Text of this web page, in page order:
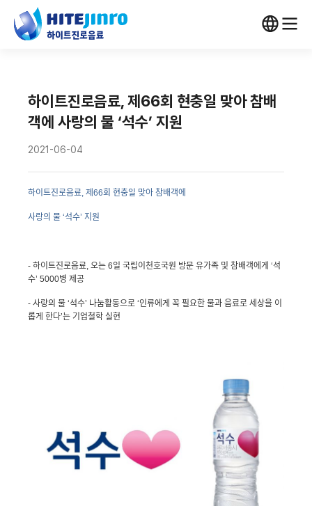
하이트진로음료, 제66회 현충일 맞아 참배
객에 사랑의 물 ‘석수’ 지원
2021-06-04
하이트진로음료, 제 66회 현충일 맞아 참배객에
사랑의 물 ‘석수’ 지원
- 하이트진로음료, 오는 6일 국립이천호국원 방문 유가족 및 참배객에게 ‘석
수’ 5000병 제공
- 사랑의 물 ‘석수’ 나눔활동으로 ‘인류에게 꼭 필요한 물과 음료로 세상을 이
롭게 한다’는 기업철학 실현